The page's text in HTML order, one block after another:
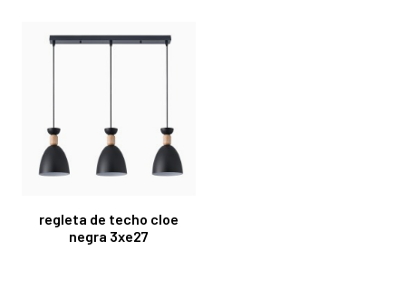
regleta de techo cloe
negra 3xe27